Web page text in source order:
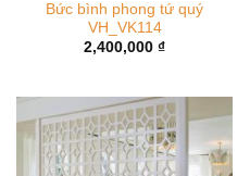
Bức bình phong tứ quý
VH_VK114
2,400,000 ₫